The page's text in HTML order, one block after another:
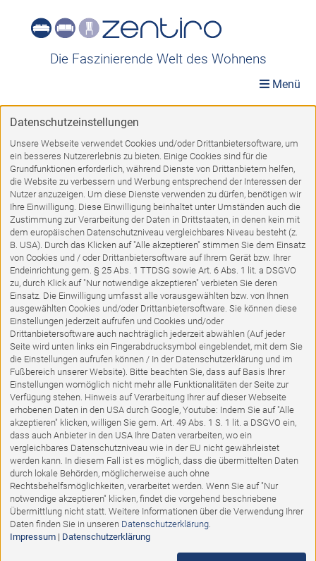
Die Faszinierende Welt des Wohnens
Menü
Funktionsbetten
%
Ausstellungsstück
Raumsparbett
Abholpreis:
5.375,00 €
2.898,00 €
Datenschutzeinstellungen
Unsere Webseite verwendet Cookies und/oder Drittanbietersoftware, um
ein besseres Nutzererlebnis zu bieten. Einige Cookies sind für die
Grundfunktionen erforderlich, während Dienste von Drittanbietern helfen,
die Website zu verbessern und Werbung entsprechend der Interessen der
Nutzer anzuzeigen. Um diese Dienste verwenden zu dürfen, benötigen wir
Ihre Einwilligung. Diese Einwilligung beinhaltet unter Umständen auch die
Zustimmung zur Verarbeitung der Daten in Drittstaaten, in denen kein mit
dem europäischen Datenschutzniveau vergleichbares Niveau besteht (z.
B. USA). Durch das Klicken auf "Alle akzeptieren" stimmen Sie dem Einsatz
von Cookies und / oder Drittanbietersoftware auf Ihrem Gerät bzw. Ihrer
Endeinrichtung gem. § 25 Abs. 1 TTDSG sowie Art. 6 Abs. 1 lit. a DSGVO
zu, durch Klick auf "Nur notwendige akzeptieren" verbieten Sie deren
Einsatz. Die Einwilligung umfasst alle vorausgewählten bzw. von Ihnen
ausgewählten Cookies und/oder Drittanbietersoftware. Sie können diese
Einstellungen jederzeit aufrufen und Cookies und/oder
Drittanbietersoftware auch nachträglich jederzeit abwählen (Auf jeder
Seite wird unten links ein Fingerabdrucksymbol eingeblendet, mit dem Sie
die Einstellungen aufrufen können / In der Datenschutzerklärung und im
Fußbereich unserer Website). Bitte beachten Sie, dass auf Basis Ihrer
Einstellungen womöglich nicht mehr alle Funktionalitäten der Seite zur
Verfügung stehen. Hinweis auf Verarbeitung Ihrer auf dieser Webseite
erhobenen Daten in den USA durch Google, Youtube: Indem Sie auf "Alle
akzeptieren" klicken, willigen Sie gem. Art. 49 Abs. 1 S. 1 lit. a DSGVO ein,
dass auch Anbieter in den USA Ihre Daten verarbeiten, wo ein
vergleichbares Datenschutzniveau wie in der EU nicht gewährleistet
werden kann. In diesem Fall ist es möglich, dass die übermittelten Daten
durch lokale Behörden, möglicherweise auch ohne
Rechtsbehelfsmöglichkeiten, verarbeitet werden. Wenn Sie auf "Nur
notwendige akzeptieren" klicken, findet die vorgehend beschriebene
Übermittlung nicht statt. Weitere Informationen über die Verwendung Ihrer
Daten finden Sie in unseren Datenschutzerklärung.
Impressum| Datenschutzerklärung